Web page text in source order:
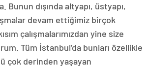
Bunun dışında altyapı, üstyapı,
devam ettiğimiz birçok
çalışmalarımızdan yine size
Tüm İstanbul’da bunları özellikle
çok derinden yaşayan